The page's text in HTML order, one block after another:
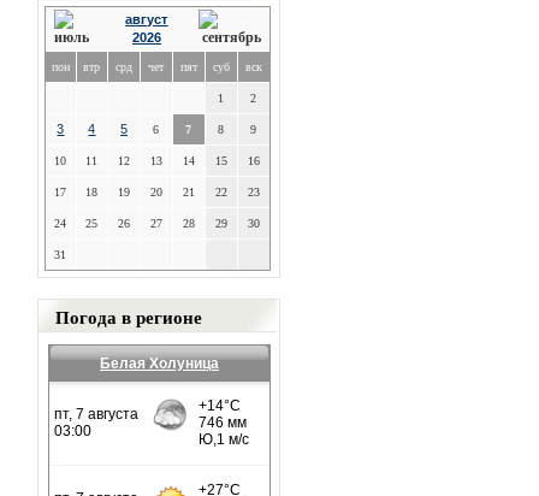
август
2026
пон втр срд чет пят суб вск
1 2
3 4 5 6 7 8 9
10 11 12 13 14 15 16
17 18 19 20 21 22 23
24 25 26 27 28 29 30
31
Погода в регионе
Белая Холуница